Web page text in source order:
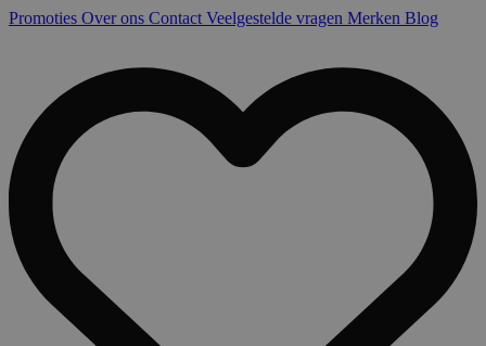
Promoties Over ons Contact Veelgestelde vragen Merken Blog